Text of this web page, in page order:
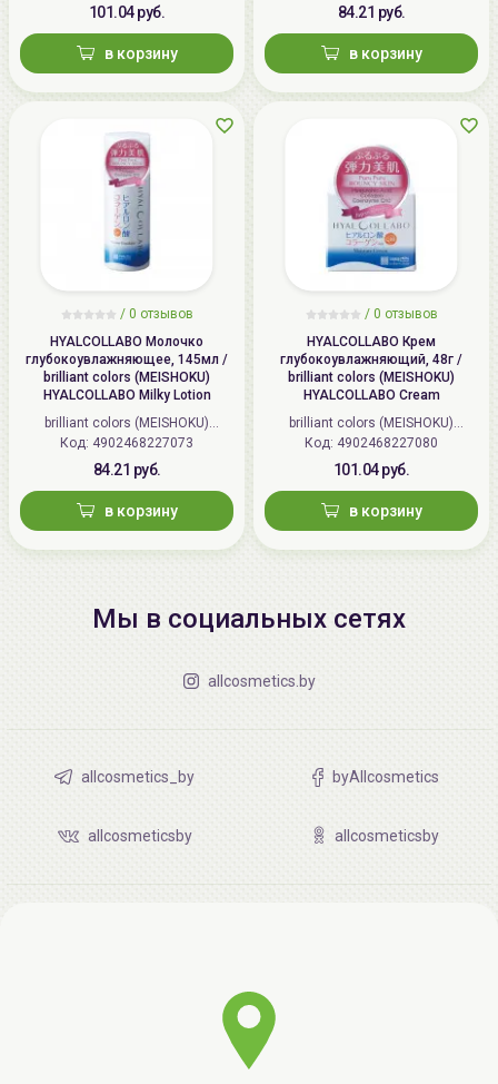
101.04 руб.
в корзину
84.21 руб.
в корзину
/ 0 отзывов
HYALCOLLABO Молочко
глубокоувлажняющее, 145мл /
brilliant colors (MEISHOKU)
HYALCOLLABO Milky Lotion
brilliant colors (MEISHOKU)
(Япония)
Код: 4902468227073
84.21 руб.
в корзину
/ 0 отзывов
HYALCOLLABO Крем
глубокоувлажняющий, 48г /
brilliant colors (MEISHOKU)
HYALCOLLABO Cream
brilliant colors (MEISHOKU)
(Япония)
Код: 4902468227080
101.04 руб.
в корзину
Мы в социальных сетях
allcosmetics.by
allcosmetics_by byAllcosmetics
allcosmeticsby allcosmeticsby